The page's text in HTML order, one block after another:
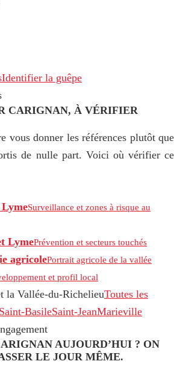
Identifier la guêpe
CARIGNAN, À VÉRIFIER
vous donner les références plutôt que
de nulle part. Voici où vérifier ce
Surveillance et zones à risque au
LymePrévention et secteurs touchés
agricolePortrait agricole de la vallée
et profil local
la Vallée-du-RichelieuToutes les
Saint-BasileSaint-JeanMarieville
AUJOURD’HUI ? ON
LE JOUR MÊME.